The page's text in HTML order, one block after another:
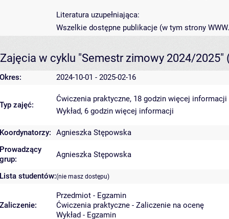
Literatura uzupełniająca:
Wszelkie dostępne publikacje (w tym strony
Zajęcia w cyklu "Semestr zimowy 2024/2025"
Okres: 2024-10-01 - 2025-02-16
Typ zajęć:
Ćwiczenia praktyczne, 18 godzin więcej informacji
Wykład, 6 godzin więcej informacji
Koordynatorzy:
Agnieszka Stępowska
Prowadzący
grup:
Agnieszka Stępowska
Lista studentów:(nie masz dostępu)
Zaliczenie:
Przedmiot - Egzamin
Ćwiczenia praktyczne - Zaliczenie na ocenę
Wykład - Egzamin